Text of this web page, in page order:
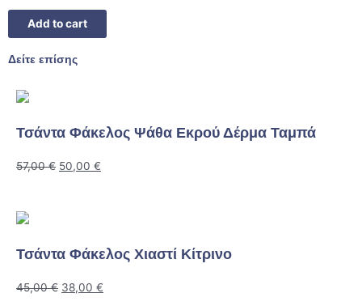
Add to cart
Δείτε επίσης
Τσάντα Φάκελος Ψάθα Εκρού Δέρμα Ταμπά
57,00€ 50,00 €
Τσάντα Φάκελος Χιαστί Κίτρινο
45,00€ 38,00 €